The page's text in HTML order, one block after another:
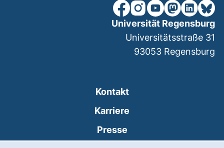
unsere Facebook-Seite
unsere Instagram-
unsere YouTube-
unsereunsere
Kontakt
Karriere
Presse
Universität Regensburg
Universitätsstraße 31
93053 Regensburg